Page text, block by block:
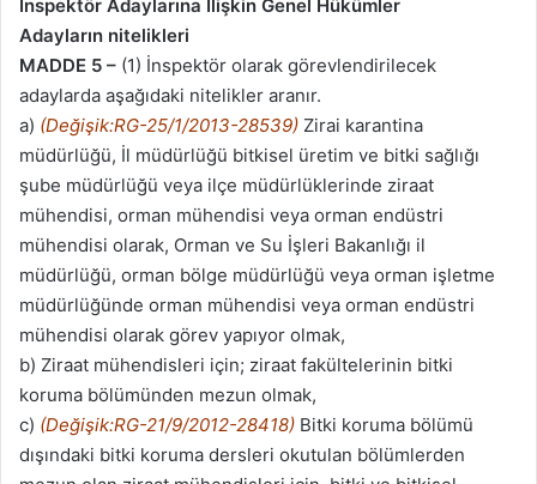
İnspektör Adaylarına İlişkin Genel Hükümler
Adayların nitelikleri
MADDE 5 – (1) İnspektör olarak görevlendirilecek
adaylarda aşağıdaki nitelikler aranır.
a) (Değişik:RG-25/1/2013-28539) Zirai karantina
müdürlüğü, İl müdürlüğü bitkisel üretim ve bitki sağlığı
şube müdürlüğü veya ilçe müdürlüklerinde ziraat
mühendisi, orman mühendisi veya orman endüstri
mühendisi olarak, Orman ve Su İşleri Bakanlığı il
müdürlüğü, orman bölge müdürlüğü veya orman işletme
müdürlüğünde orman mühendisi veya orman endüstri
mühendisi olarak görev yapıyor olmak,
b) Ziraat mühendisleri için; ziraat fakültelerinin bitki
koruma bölümünden mezun olmak,
c) (Değişik:RG-21/9/2012-28418) Bitki koruma bölümü
dışındaki bitki koruma dersleri okutulan bölümlerden